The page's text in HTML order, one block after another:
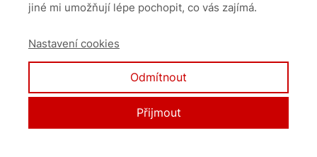
Přihlásit se
Zapomněli jste heslo?
jiné mi umožňují lépe pochopit, co vás zajímá.
Nastavení cookies
Odmítnout
Přijmout